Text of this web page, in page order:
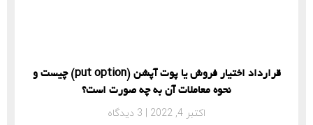
قرارداد اختیار فروش یا پوت آپشن (put option) چیست و
نحوه معاملات آن به چه صورت است؟
اکتبر 4, 2022 3 دیدگاه